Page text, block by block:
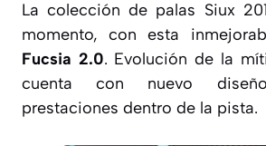
La colección de palas Siux
momento, con esta
Fucsia 2.0. Evolución de la
cuenta con nuevo
prestaciones dentro de la pista.